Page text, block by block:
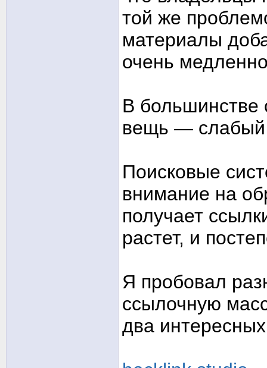
той же
материалы
очень
В большинстве
вещь —
Поисковые
внимание на
получает
растет, и
Я пробовал
ссылочную
два